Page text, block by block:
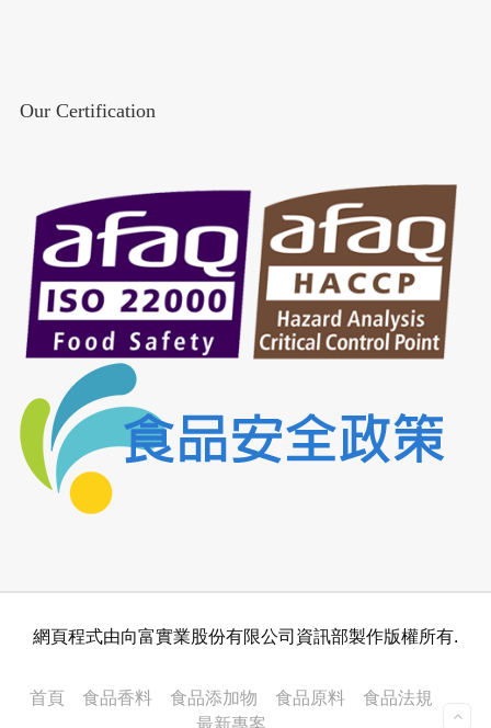
Our Certification
網頁程式由向富實業股份有限公司資訊部製作版權所有.
首頁 食品香料 食品添加物 食品原料
食品法規
最新專案